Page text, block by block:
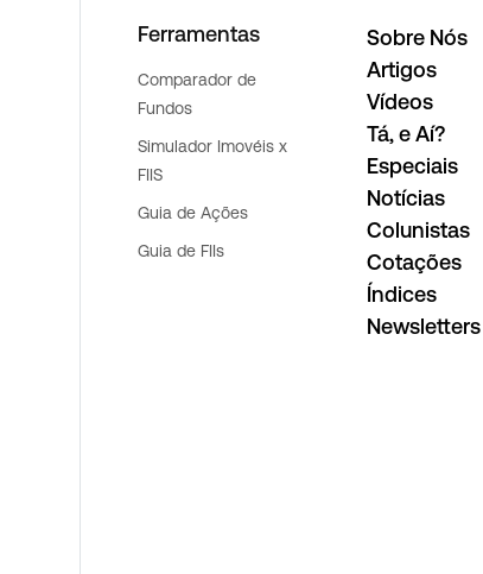
Ferramentas
Comparador de
Fundos
Simulador Imovéis x
FIIS
Guia de Ações
Guia de FIIs
Sobre Nós
Artigos
Vídeos
Tá, e Aí?
Especiais
Notícias
Colunistas
Cotações
Índices
Newsletters